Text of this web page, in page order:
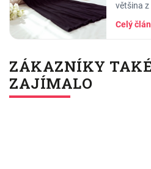
většina z
práce,
to, v
Celý
ZÁKAZNÍKY
ZAJÍMALO